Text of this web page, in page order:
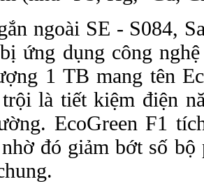
ngoài SE - S084,
ứng dụng công
1 TB mang tên
là tiết kiệm điện
EcoGreen F1
đó giảm bớt số bộ